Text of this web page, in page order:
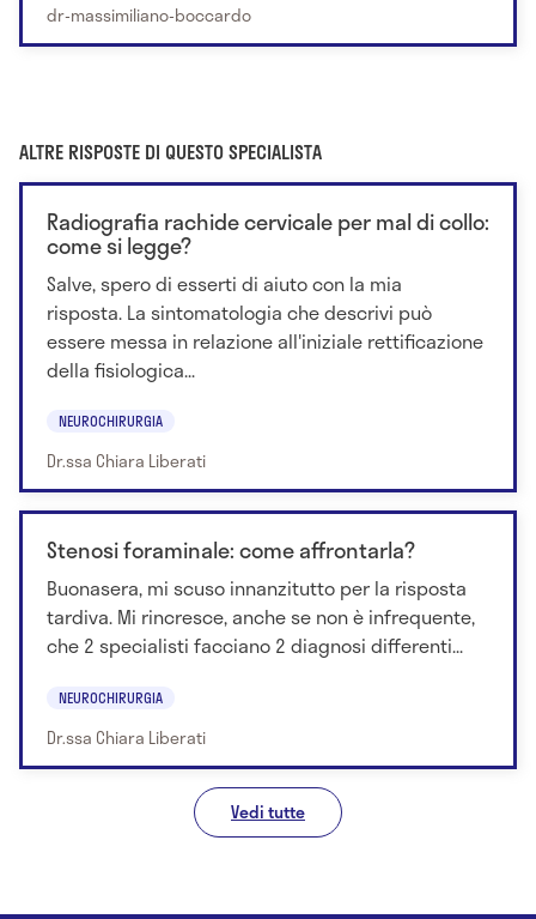
dr-massimiliano-boccardo
ALTRE RISPOSTE DI QUESTO SPECIALISTA
Radiografia rachide cervicale per mal di collo:
come si legge?
Salve, spero di esserti di aiuto con la mia
risposta. La sintomatologia che descrivi può
essere messa in relazione all'iniziale rettificazione
della fisiologica...
NEUROCHIRURGIA
Dr.ssa Chiara Liberati
Stenosi foraminale: come affrontarla?
Buonasera, mi scuso innanzitutto per la risposta
tardiva. Mi rincresce, anche se non è infrequente,
che 2 specialisti facciano 2 diagnosi differenti...
NEUROCHIRURGIA
Dr.ssa Chiara Liberati
Vedi tutte